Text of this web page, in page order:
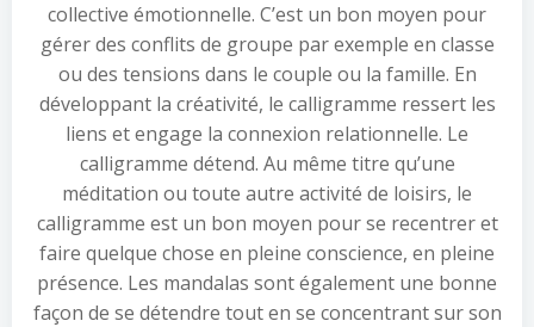
collective émotionnelle. C’est un bon moyen pour
gérer des conflits de groupe par exemple en classe
ou des tensions dans le couple ou la famille. En
développant la créativité, le calligramme ressert les
liens et engage la connexion relationnelle. Le
calligramme détend. Au même titre qu’une
méditation ou toute autre activité de loisirs, le
calligramme est un bon moyen pour se recentrer et
faire quelque chose en pleine conscience, en pleine
présence. Les mandalas sont également une bonne
façon de se détendre tout en se concentrant sur son